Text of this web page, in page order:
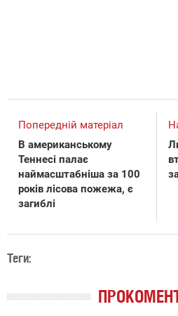
Попередній матеріал
В американському
Теннесі палає
наймасштабніша за 100
років лісова пожежа, є
загиблі
Теги: